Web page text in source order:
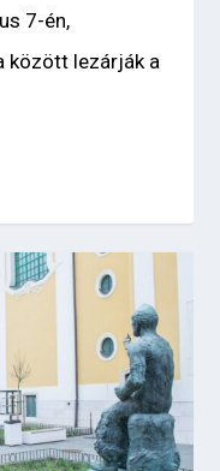
7-én,
között lezárják a